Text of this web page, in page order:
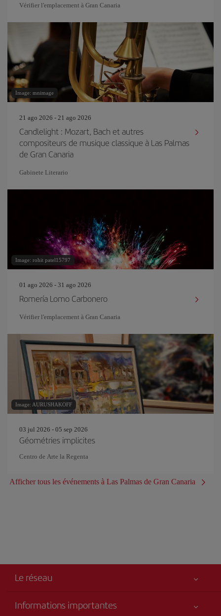
Vérifier l'emplacement à Gran Canaria
Image: mnimage
21 ago 2026 - 21 ago 2026
Candlelight : Mozart, Bach et autres
compositeurs de musique classique à Las Palmas
de Gran Canaria
Gabinete Literario
Image: rohit patel15797
01 ago 2026 - 31 ago 2026
Romería Lomo Carbonero
Vérifier l'emplacement à Gran Canaria
Image: AURUSHAKOFF
03 jul 2026 - 05 sep 2026
Géométries implicites
Centro de Arte la Regenta
Afficher tous les événements à Las Palmas de Gran Canaria
Le réseau
Informations importantes